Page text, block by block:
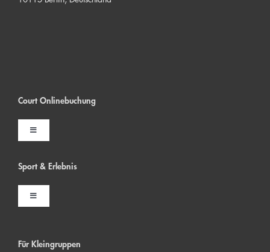
Court Onlinebuchung
Toggle
Navigation
Indoor Court buchen
Outdoor Court buchen
Padel Court buchen
Sport & Erlebnis
Toggle
Navigation
Für Kleingruppen